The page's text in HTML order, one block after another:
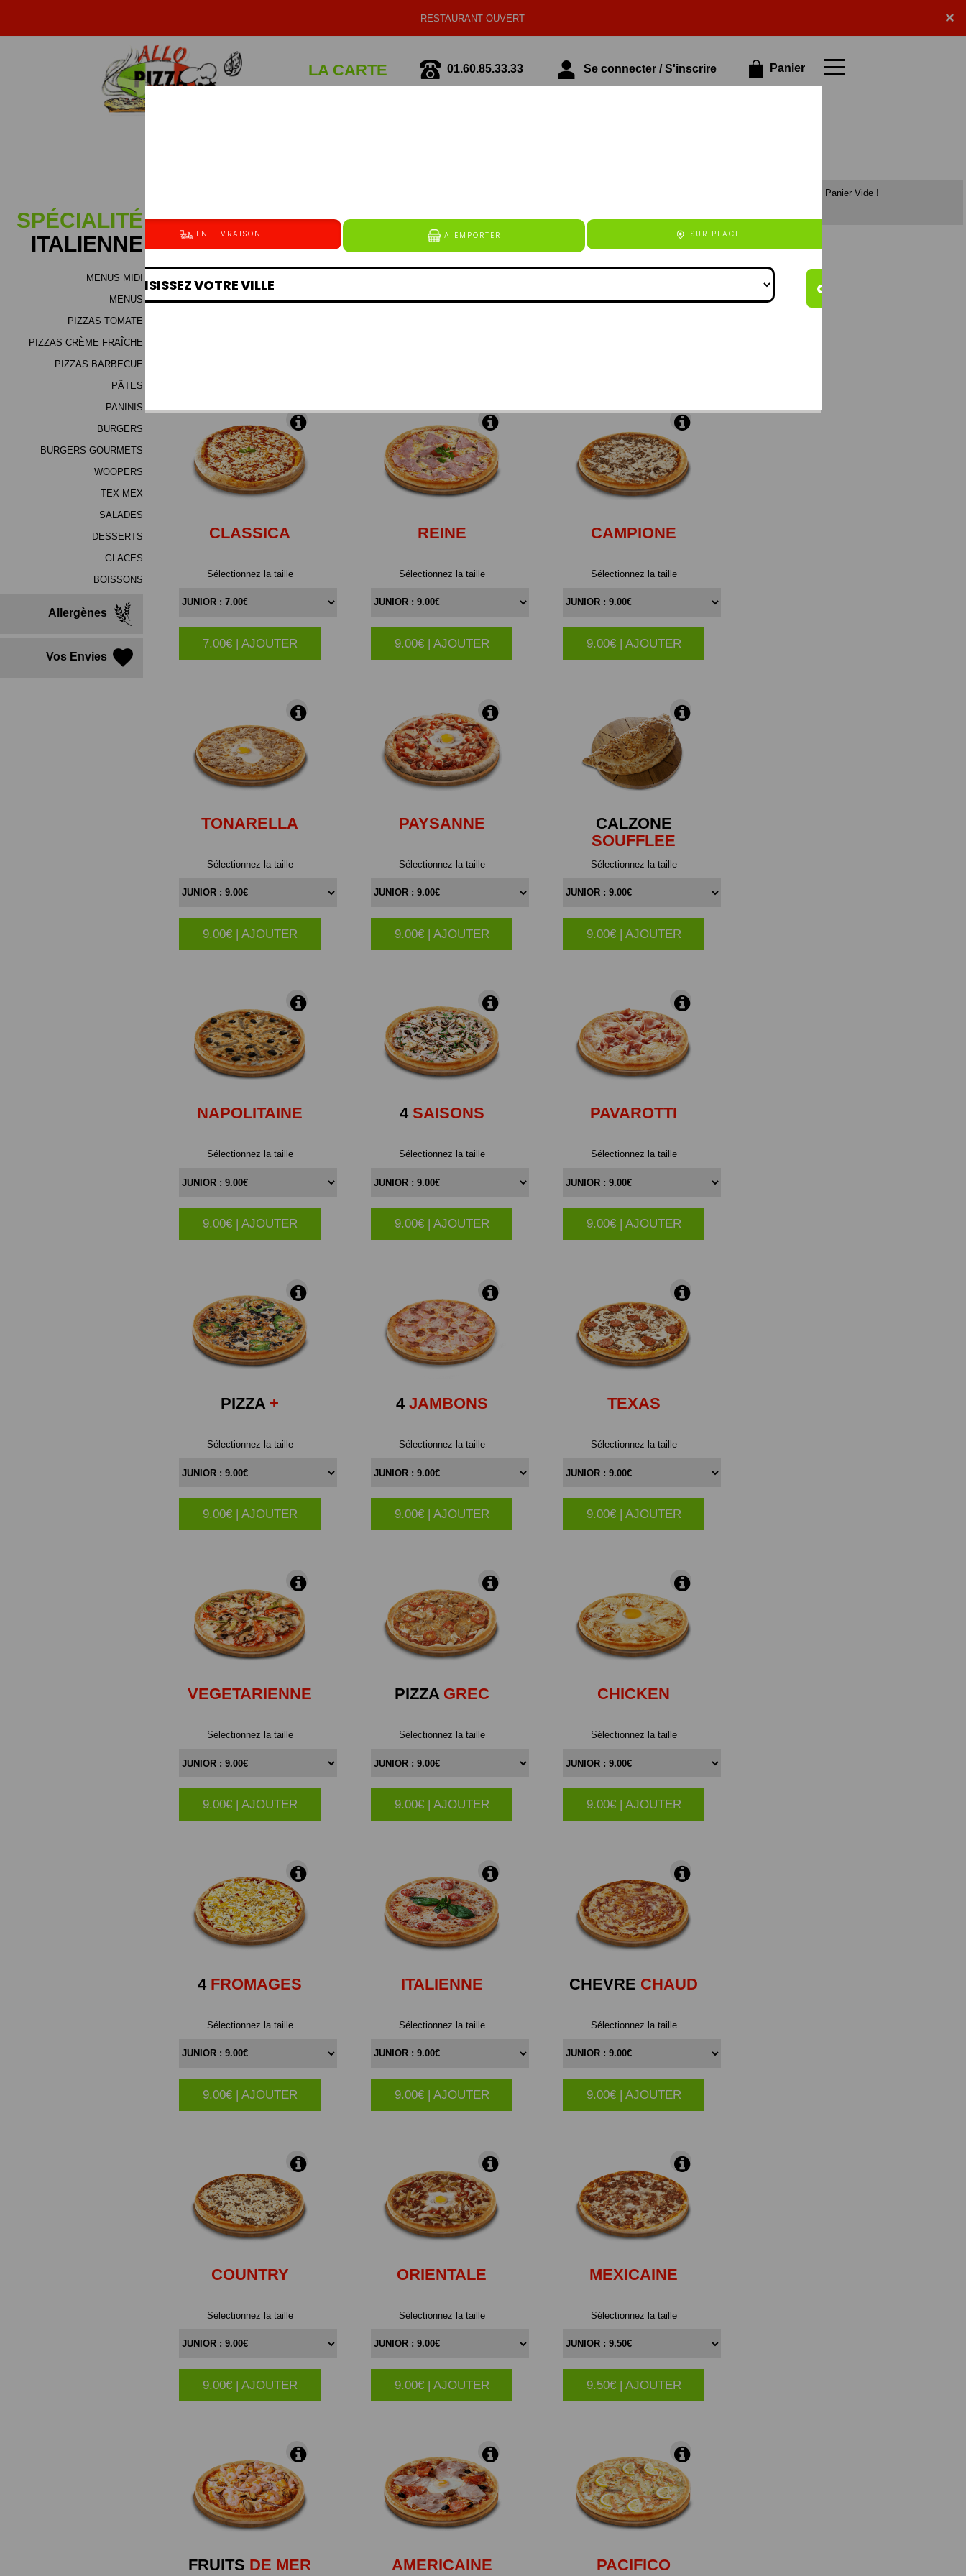
×
LA CARTE 01.60.85.33.33 Se connecter / S'inscrire Panier
×
SPÉCIALITÉ
ITALIENNE
MENUS MIDI
MENUS
PIZZAS TOMATE
PIZZAS CRÈME FRAÎCHE
PIZZAS BARBECUE
PÂTES
PANINIS
BURGERS
BURGERS GOURMETS
WOOPERS
TEX MEX
SALADES
DESSERTS
GLACES
BOISSONS
Allergènes
Vos Envies
PIZZAS TOMATE
Jambon (bloc de dinde), merguez (à base de boeuf et de volaille), lardons (bâtonnet de veau),
fromage (mélange de haute qualité de mozzarella râpée et de substitut de fromage), chorizo (à base
CLASSICA
Sélectionnez la taille
|
7.00€ | AJOUTER
REINE
Sélectionnez la taille
|
9.00€ | AJOUTER
CAMPIONE
Sélectionnez la taille
|
9.00€ | AJOUTER
TONARELLA
Sélectionnez la taille
|
9.00€ | AJOUTER
PAYSANNE
Sélectionnez la taille
|
9.00€ | AJOUTER
CALZONE
SOUFFLEE
Sélectionnez la taille
|
9.00€ | AJOUTER
NAPOLITAINE
Sélectionnez la taille
|
9.00€ | AJOUTER
4SAISONS
Sélectionnez la taille
|
9.00€ | AJOUTER
PAVAROTTI
Sélectionnez la taille
|
9.00€ | AJOUTER
PIZZA +
Sélectionnez la taille
|
9.00€ | AJOUTER
4JAMBONS
Sélectionnez la taille
|
9.00€ | AJOUTER
TEXAS
Sélectionnez la taille
|
9.00€ | AJOUTER
VEGETARIENNE
Sélectionnez la taille
|
9.00€ | AJOUTER
PIZZAGREC
Sélectionnez la taille
|
9.00€ | AJOUTER
CHICKEN
Sélectionnez la taille
|
9.00€ | AJOUTER
4 FROMAGES
Sélectionnez la taille
|
9.00€ | AJOUTER
ITALIENNE
Sélectionnez la taille
|
9.00€ | AJOUTER
CHEVRE CHAUD
Sélectionnez la taille
|
9.00€ | AJOUTER
COUNTRY
Sélectionnez la taille
|
9.00€ | AJOUTER
ORIENTALE
Sélectionnez la taille
|
9.00€ | AJOUTER
MEXICAINE
Sélectionnez la taille
|
9.50€ | AJOUTER
FRUITS DE MER AMERICAINE PACIFICO
Panier Vide !